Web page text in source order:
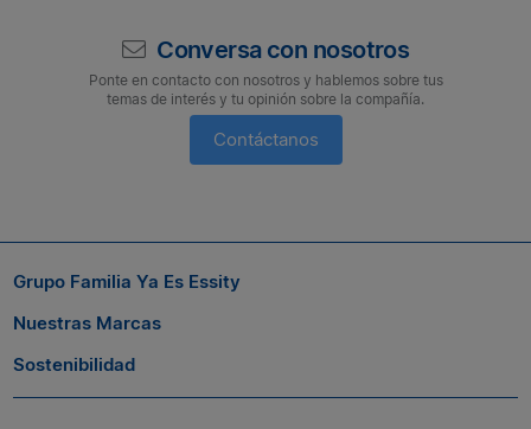
Conversa con nosotros
Ponte en contacto con nosotros y hablemos sobre tus
temas de interés y tu opinión sobre la compañía.
Contáctanos
Si quieres seguir conectado con nosotros, suscríbete al boletín
de Grupo Familia® y entérate a tiempo de las novedades.
Grupo Familia Ya Es Essity
Nuestras Marcas
Sostenibilidad